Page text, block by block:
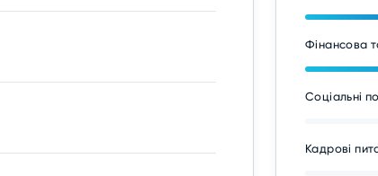
Фінансова
Соціальні
Кадрові